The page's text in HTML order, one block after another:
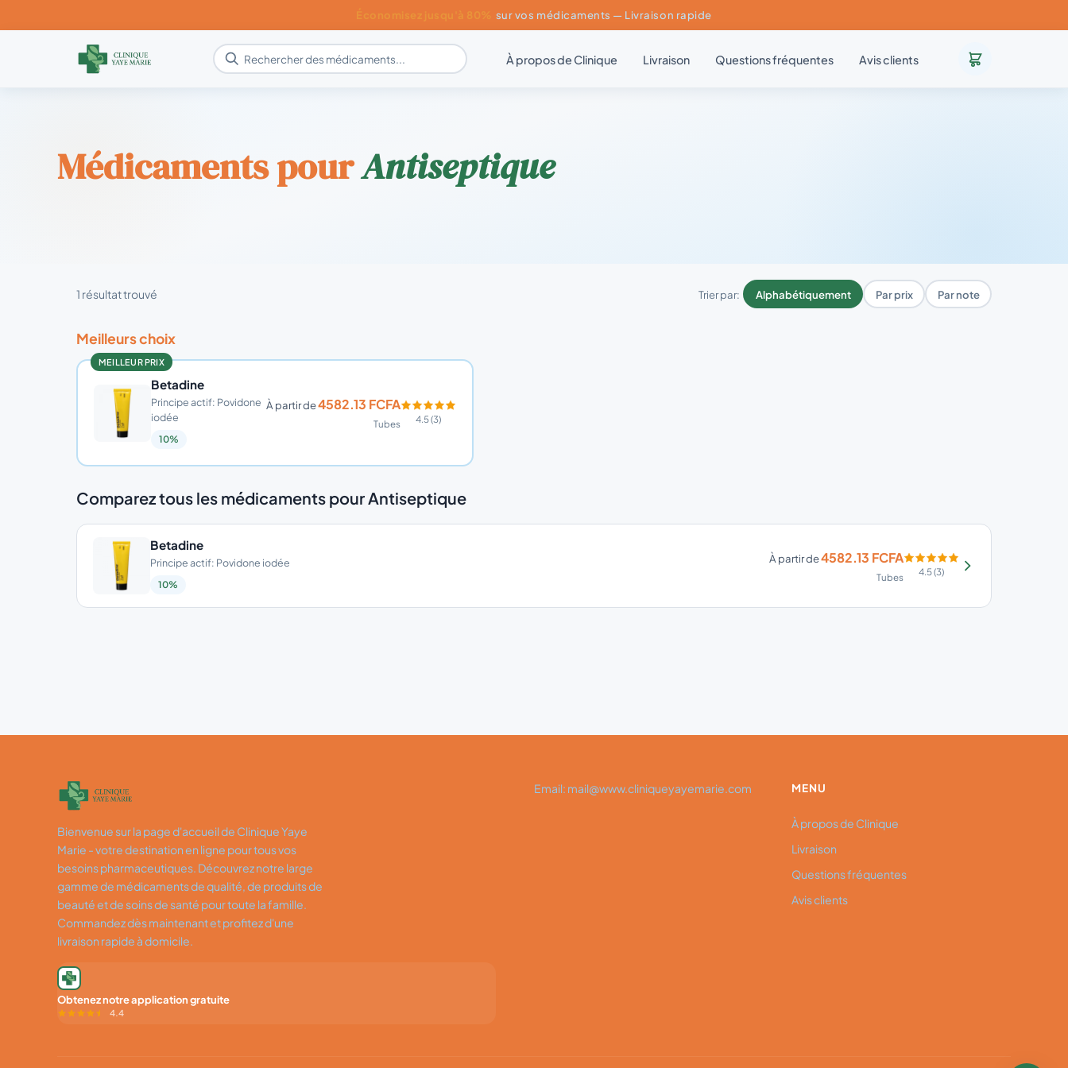
Économisez jusqu'à 80% sur vos médicaments — Livraison rapide
À propos de Clinique Livraison Questions fréquentes Avis clients
Médicaments pourAntiseptique
1 résultat trouvé Trier par: Alphabétiquement Par prix Par note
Meilleurs choix
MEILLEUR PRIX
Betadine
Principe actif: Povidone
iodée
10%
À partir de4582.13 FCFA
Tubes 4.5 (3)
Comparez tous les médicaments pour Antiseptique
Betadine
Principe actif: Povidone iodée
10%
À partir de4582.13 FCFA
Tubes 4.5 (3)
Bienvenue sur la page d'accueil de Clinique Yaye
Marie - votre destination en ligne pour tous vos
besoins pharmaceutiques. Découvrez notre large
gamme de médicaments de qualité, de produits de
beauté et de soins de santé pour toute la famille.
Commandez dès maintenant et profitez d'une
livraison rapide à domicile.
Obtenez notre application gratuite
4.4
Email: mail@www.cliniqueyayemarie.com MENU
À propos de Clinique
Livraison
Questions fréquentes
Avis clients